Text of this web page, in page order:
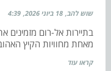
שוש להב 18 ביוני 2026 4:39
בתיירות אל-רום מזמינים
מאחת מחוויות הקיץ
קראו עוד